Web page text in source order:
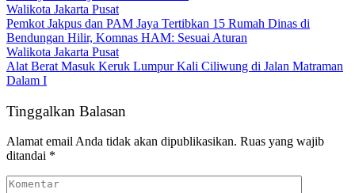
Walikota Jakarta Pusat
Pemkot Jakpus dan PAM Jaya Tertibkan 15 Rumah Dinas di
Bendungan Hilir, Komnas HAM: Sesuai Aturan
Walikota Jakarta Pusat
Alat Berat Masuk Keruk Lumpur Kali Ciliwung di Jalan Matraman
Dalam I
Tinggalkan Balasan
Alamat email Anda tidak akan dipublikasikan. Ruas yang wajib
ditandai *